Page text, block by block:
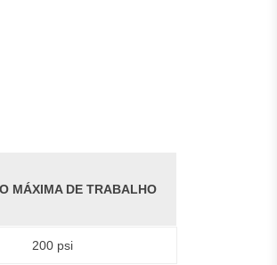
MÁXIMA DE TRABALHO
200 psi